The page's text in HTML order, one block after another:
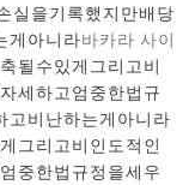
실을기록했지만배당
게아니라바카라 사이
될수있게그리고비
세하고엄중한법규
고비난하는게아니라
그리고비인도적인
중한법규정을세우